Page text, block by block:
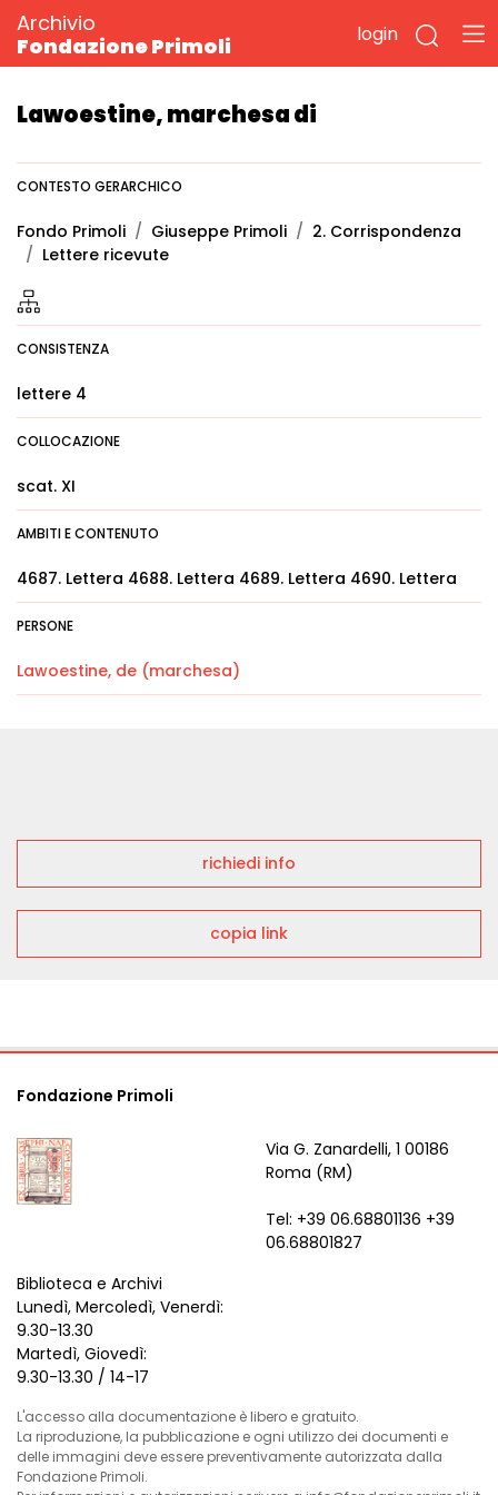
Archivio
Fondazione Primoli
login
Lawoestine, marchesa di
CONTESTO GERARCHICO
Fondo Primoli Giuseppe Primoli
2. Corrispondenza
Lettere ricevute
CONSISTENZA
lettere 4
COLLOCAZIONE
scat. XI
AMBITI E CONTENUTO
4687. Lettera 4688. Lettera 4689. Lettera 4690. Lettera
PERSONE
Lawoestine, de (marchesa)
richiedi info
copia link
Fondazione Primoli
Via G. Zanardelli, 1 00186
Roma (RM)
Tel: +39 06.68801136 +39
06.68801827
Biblioteca e Archivi
Lunedì, Mercoledì, Venerdì:
9.30-13.30
Martedì, Giovedì:
9.30-13.30 / 14-17
L'accesso alla documentazione è libero e gratuito.
La riproduzione, la pubblicazione e ogni utilizzo dei documenti e
delle immagini deve essere preventivamente autorizzata dalla
Fondazione Primoli.